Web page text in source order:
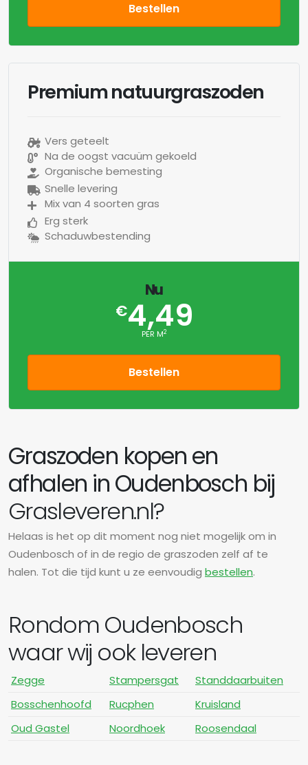
Bestellen
Premium natuurgraszoden
Vers geteelt
Na de oogst vacuüm gekoeld
Organische bemesting
Snelle levering
Mix van 4 soorten gras
Erg sterk
Schaduwbestending
Nu
€4,49
PER M2
Bestellen
Graszoden kopen en
afhalen in Oudenbosch bij
Grasleveren.nl?
Helaas is het op dit moment nog niet mogelijk om in
Oudenbosch of in de regio de graszoden zelf af te
halen. Tot die tijd kunt u ze eenvoudig bestellen.
Rondom Oudenbosch
waar wij ook leveren
Zegge Stampersgat
Standdaarbuiten
Bosschenhoofd
Rucphen
Kruisland
Oud Gastel
Noordhoek Roosendaal